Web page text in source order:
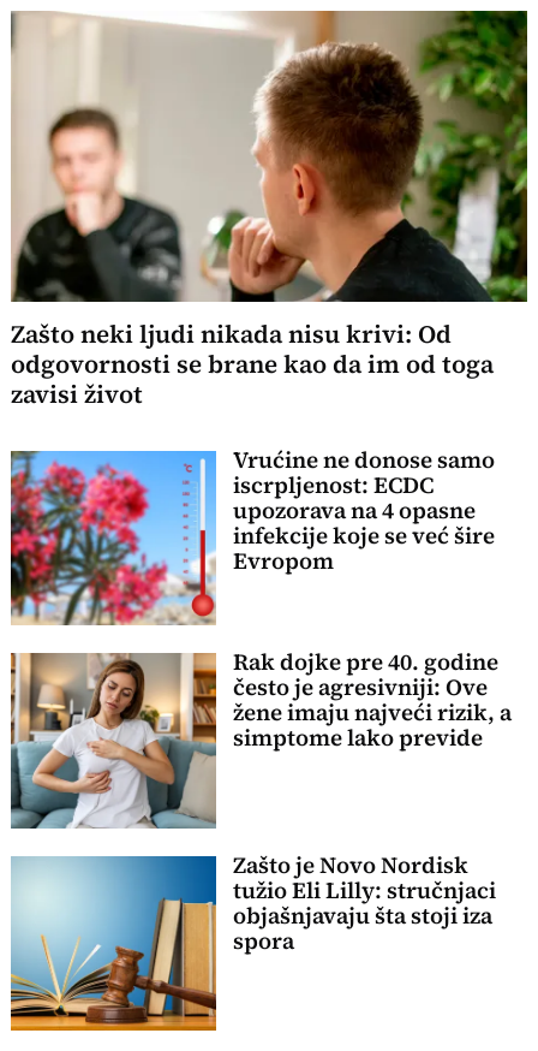
Zašto neki ljudi nikada nisu krivi: Od
odgovornosti se brane kao da im od toga
zavisi život
Vrućine ne donose samo
iscrpljenost: ECDC
upozorava na 4 opasne
infekcije koje se već šire
Evropom
Rak dojke pre 40. godine
često je agresivniji: Ove
žene imaju najveći rizik, a
simptome lako previde
Zašto je Novo Nordisk
tužio Eli Lilly: stručnjaci
objašnjavaju šta stoji iza
spora